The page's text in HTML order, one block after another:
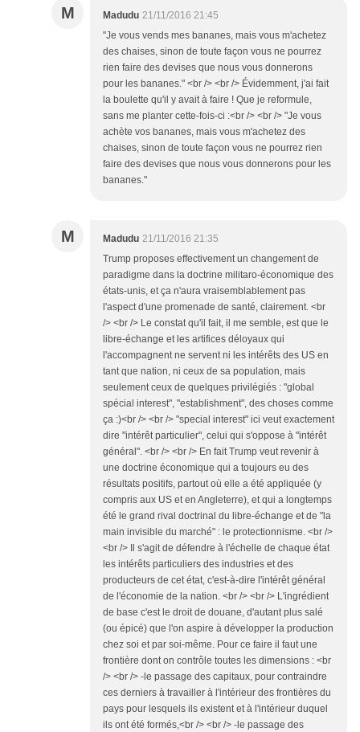
M Madudu 21/11/2016 21:45
"Je vous vends mes bananes, mais vous m'achetez
des chaises, sinon de toute façon vous ne pourrez
rien faire des devises que nous vous donnerons
pour les bananes." <br /> <br /> Évidemment, j'ai fait
la boulette qu'il y avait à faire ! Que je reformule,
sans me planter cette-fois-ci :<br /> <br /> "Je vous
achète vos bananes, mais vous m'achetez des
chaises, sinon de toute façon vous ne pourrez rien
faire des devises que nous vous donnerons pour les
bananes."
M Madudu 21/11/2016 21:35
Trump proposes effectivement un changement de
paradigme dans la doctrine militaro-économique des
états-unis, et ça n'aura vraisemblablement pas
l'aspect d'une promenade de santé, clairement. <br
/> <br /> Le constat qu'il fait, il me semble, est que le
libre-échange et les artifices déloyaux qui
l'accompagnent ne servent ni les intérêts des US en
tant que nation, ni ceux de sa population, mais
seulement ceux de quelques privilégiés : "global
spécial interest", "establishment", des choses comme
ça :)<br /> <br /> "special interest" ici veut exactement
dire "intérêt particulier", celui qui s'oppose à "intérêt
général". <br /> <br /> En fait Trump veut revenir à
une doctrine économique qui a toujours eu des
résultats positifs, partout où elle a été appliquée (y
compris aux US et en Angleterre), et qui a longtemps
été le grand rival doctrinal du libre-échange et de "la
main invisible du marché" : le protectionnisme. <br />
<br /> Il s'agit de défendre à l'échelle de chaque état
les intérêts particuliers des industries et des
producteurs de cet état, c'est-à-dire l'intérêt général
de l'économie de la nation. <br /> <br /> L'ingrédient
de base c'est le droit de douane, d'autant plus salé
(ou épicé) que l'on aspire à développer la production
chez soi et par soi-même. Pour ce faire il faut une
frontière dont on contrôle toutes les dimensions : <br
/> <br /> -le passage des capitaux, pour contraindre
ces derniers à travailler à l'intérieur des frontières du
pays pour lesquels ils existent et à l'intérieur duquel
ils ont été formés,<br /> <br /> -le passage des